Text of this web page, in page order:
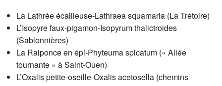
La Lathrée écailleuse-Lathraea squamaria (La Trétoire)
L’Isopyre faux-pigamon-Isopyrum thalictroides
(Sablonnières)
La Raiponce en épi-Phyteuma spicatum (« Allée
tournante » à Saint-Ouen)
L’Oxalis petite-oseille-Oxalis acetosella (chemins